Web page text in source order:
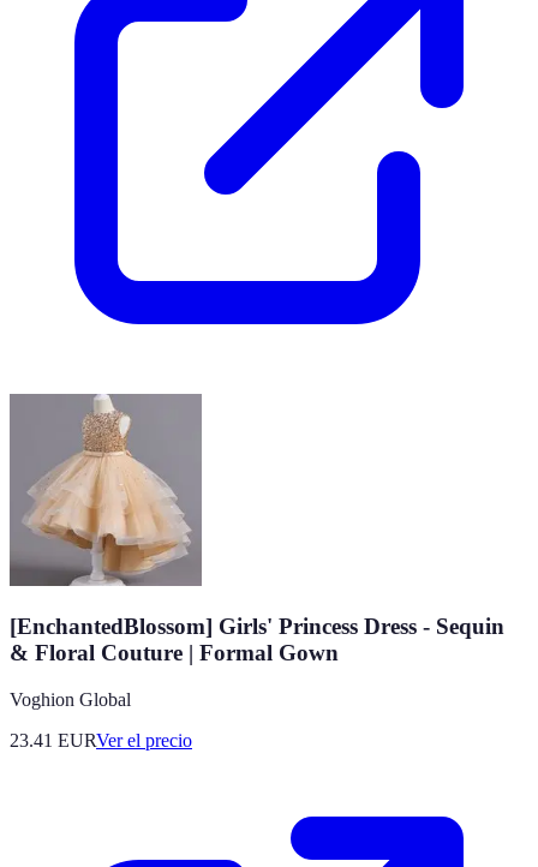
[EnchantedBlossom] Girls' Princess Dress - Sequin
& Floral Couture | Formal Gown
Voghion Global
23.41 EURVer el precio